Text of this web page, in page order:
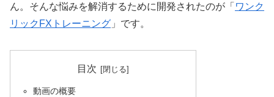
ん。そんな悩みを解消するために開発されたのが「 ワンク
リックFXトレーニング 」です。
目次
動画の概要